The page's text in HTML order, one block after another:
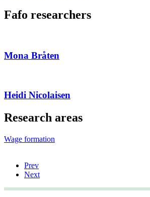
Fafo researchers
Mona Bråten
Heidi Nicolaisen
Research areas
Wage formation
Prev
Next